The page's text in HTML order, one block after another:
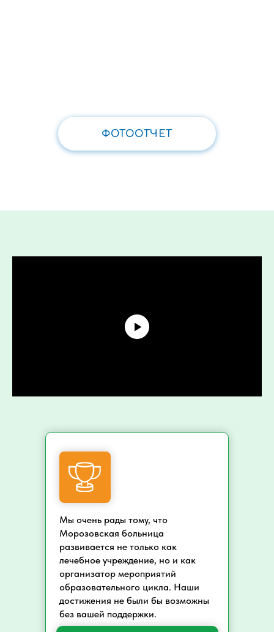
ФОТООТЧЕТ
Мы очень рады тому, что
Морозовская больница
развивается не только как
лечебное учреждение, но и как
организатор мероприятий
образовательного цикла. Наши
достижения не были бы возможны
без вашей поддержки.